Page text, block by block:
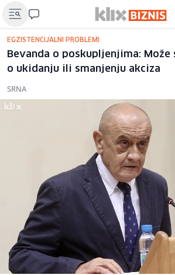
EGZISTENCIJALNI PROBLEMI
Bevanda o poskupljenjima:
o ukidanju ili smanjenju akciza
SRNA